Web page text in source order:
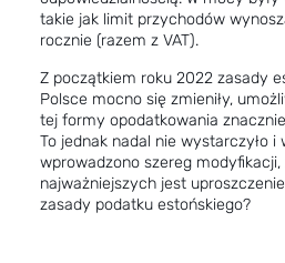
takie jak limit przychodów
rocznie (razem z VAT).
Z początkiem roku 2022 zasady
Polsce mocno się zmieniły,
tej formy opodatkowania
To jednak nadal nie wystarczyło
wprowadzono szereg
najważniejszych jest
zasady podatku estońskiego?